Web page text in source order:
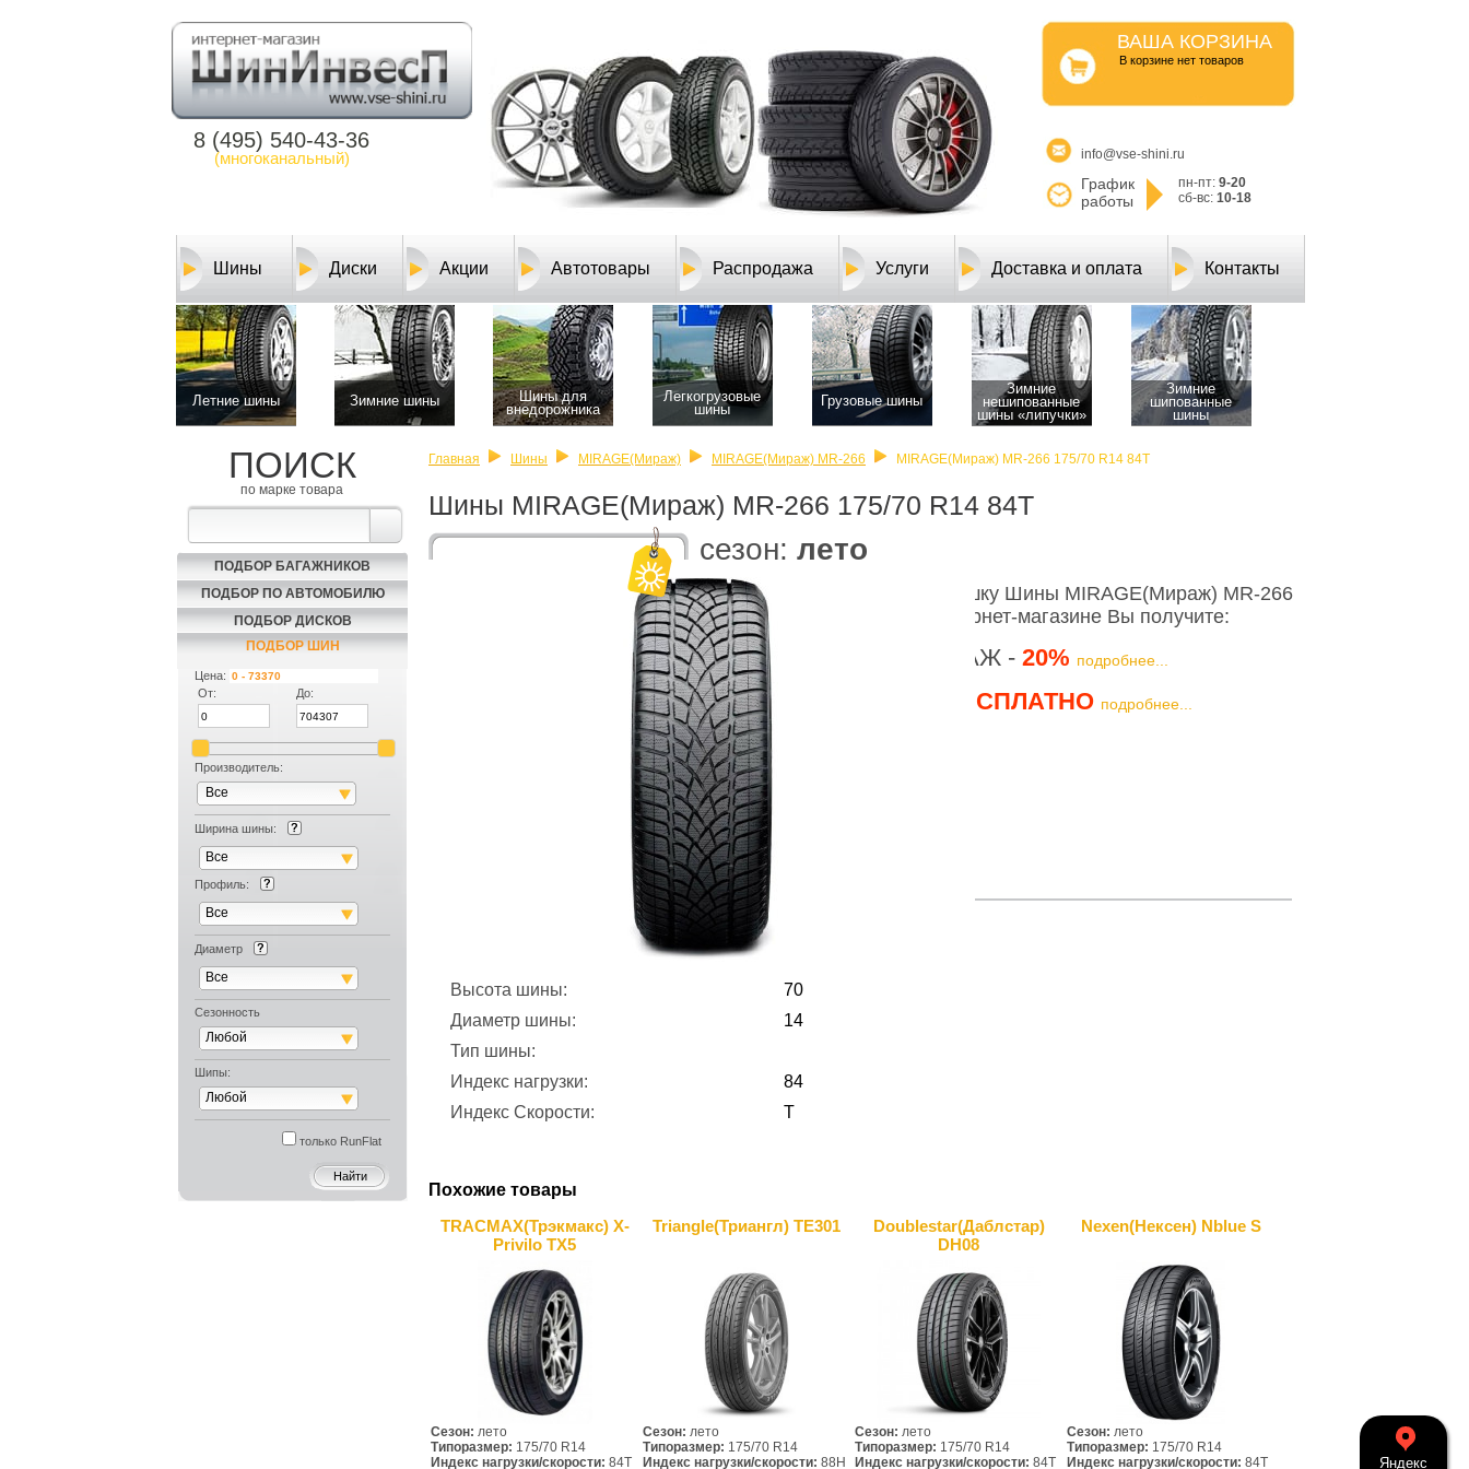
8 (495) 540-43-36
(многоканальный)
ВАША КОРЗИНА
B корзине нет товаров
info@vse-shini.ru
График
работы
пн-пт: 9-20
сб-вс: 10-18
Шины Диски Акции Автотовары Распродажа Услуги Доставка и оплата Контакты
Летние шины Зимние шины
Шины для
внедорожника
Легкогрузовые
шины
Грузовые шины
Зимние
нешипованные
шины «липучки»
Зимние
шипованные
шины
ПОИСК
по марке товара
ПОДБОР БАГАЖНИКОВ
ПОДБОР ПО АВТОМОБИЛЮ
ПОДБОР ДИСКОВ
ПОДБОР ШИН
Цена:
От:
До:
Производитель:
Все
Ширина шины:
Все
Профиль:
Все
Диаметр
Все
Сезонность
Любой
Шипы:
Любой
только RunFlat
Главная Шины MIRAGE(Мираж) MIRAGE(Мираж) MR-266 MIRAGE(Мираж) MR-266 175/70 R14 84T
Шины MIRAGE(Мираж) MR-266 175/70 R14 84T
cезон: лето
Купив автомобильную покрышку Шины MIRAGE(Мираж) MR-266
175/70 R14 84T в нашем интернет-магазине Вы получите:
Скидка на ШИНОМОНТАЖ - 20% подробнее...
Сезонное Хранение - БЕСПЛАТНО подробнее...
Товар временно отсутствует
Доставка
Высота шины:
70
Диаметр шины:
14
Тип шины:
Индекс нагрузки:
84
Индекс Скорости:
T
Похожие товары
TRACMAX(Трэкмакс) X-
Privilo TX5
Сезон: лето
Типоразмер: 175/70 R14
Индекс нагрузки/скорости: 84T
Triangle(Триангл) TE301
Сезон: лето
Типоразмер: 175/70 R14
Индекс нагрузки/скорости: 88H
Doublestar(Даблcтар)
DH08
Сезон: лето
Типоразмер: 175/70 R14
Индекс нагрузки/скорости: 84T
Nexen(Нексен) Nblue S
Сезон: лето
Типоразмер: 175/70 R14
Индекс нагрузки/скорости: 84T Яндекс